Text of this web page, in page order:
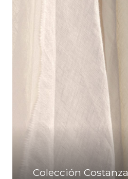
Colección Costanza